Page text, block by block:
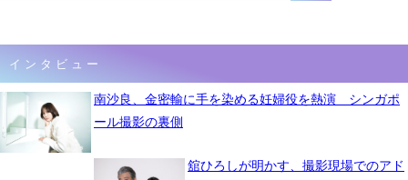
インタビュー
南沙良、金密輸に手を染める妊婦役を熱演 シンガポ
ール撮影の裏側
舘ひろしが明かす、撮影現場でのアド